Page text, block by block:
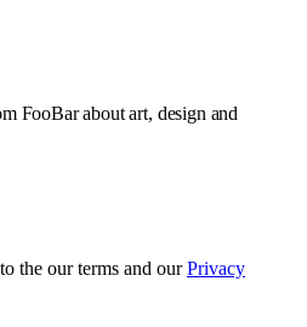
FooBar about art, design and
the our terms and ourPrivacy